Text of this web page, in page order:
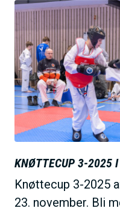
B
l
d
e
KNØTTECUP 3-2025 I
Knøttecup 3-2025
23. november. Bli